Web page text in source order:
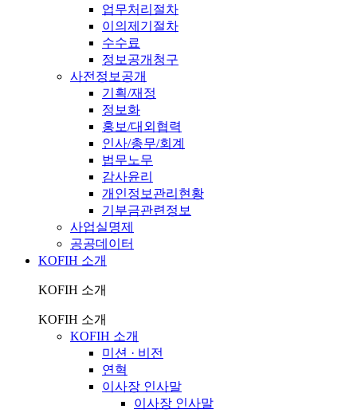
업무처리절차
이의제기절차
수수료
정보공개청구
사전정보공개
기획/재정
정보화
홍보/대외협력
인사/총무/회계
법무노무
감사윤리
개인정보관리현황
기부금관련정보
사업실명제
공공데이터
KOFIH 소개
KOFIH 소개
KOFIH 소개
KOFIH 소개
미션 · 비전
연혁
이사장 인사말
이사장 인사말